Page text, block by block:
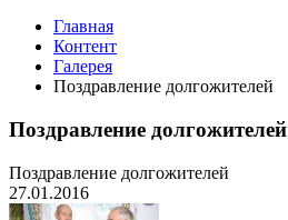
Главная
Контент
Галерея
Поздравление долгожителей
Поздравление долгожителей
Поздравление долгожителей
27.01.2016